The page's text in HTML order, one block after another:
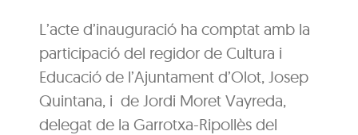
L’acte d’inauguració ha comptat amb la
participació del regidor de Cultura i
Educació de l’Ajuntament d’Olot, Josep
Quintana, i de Jordi Moret Vayreda,
delegat de la Garrotxa-Ripollès del